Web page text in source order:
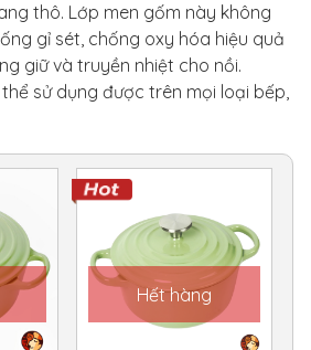
thô. Lớp men gốm này không
gỉ sét, chống oxy hóa hiệu quả
giữ và truyền nhiệt cho nồi.
sử dụng được trên mọi loại bếp,
Hết hàng